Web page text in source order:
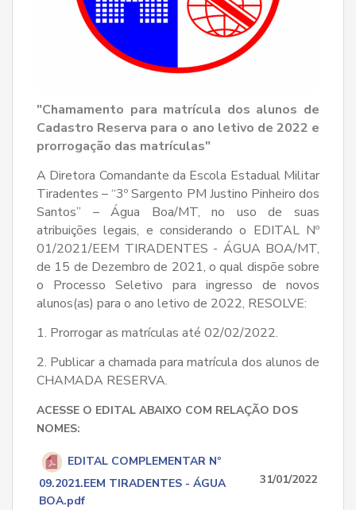
"Chamamento para matrícula dos alunos de
Cadastro Reserva para o ano letivo de 2022 e
prorrogação das matrículas"
A Diretora Comandante da Escola Estadual Militar
Tiradentes – “3º Sargento PM Justino Pinheiro dos
Santos” – Água Boa/MT, no uso de suas
atribuições legais, e considerando o EDITAL Nº
01/2021/EEM TIRADENTES - ÁGUA BOA/MT,
de 15 de Dezembro de 2021, o qual dispõe sobre
o Processo Seletivo para ingresso de novos
alunos(as) para o ano letivo de 2022, RESOLVE:
1. Prorrogar as matrículas até 02/02/2022.
2. Publicar a chamada para matrícula dos alunos de
CHAMADA RESERVA.
ACESSE O EDITAL ABAIXO COM RELAÇÃO DOS
NOMES:
EDITAL COMPLEMENTAR Nº
09.2021.EEM TIRADENTES - ÁGUA
BOA.pdf
31/01/2022